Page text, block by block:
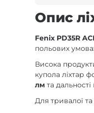
Опис
Fenix PD35R
польових
Висока
купола ліхтар
лм та
Для тривалої